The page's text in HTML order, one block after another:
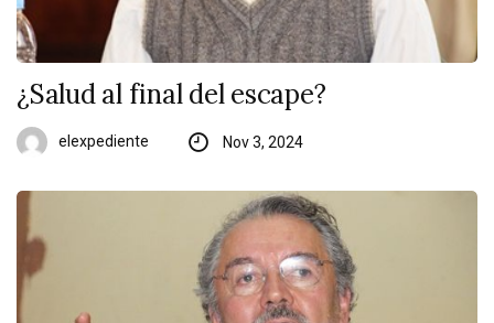
¿Salud al final del escape?
elexpediente Nov 3, 2024